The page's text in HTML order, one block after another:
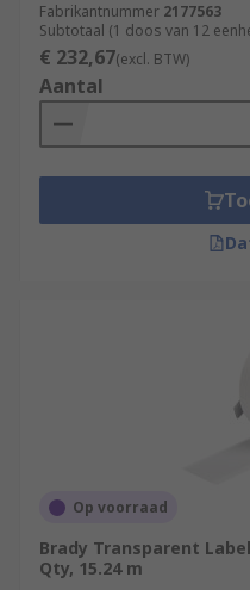
Fabrikantnummer 2177563
Subtotaal (1 doos van 12
€ 232,67(excl. BTW)
Aantal
Op voorraad
Brady Transparent
Qty, 15.24 m